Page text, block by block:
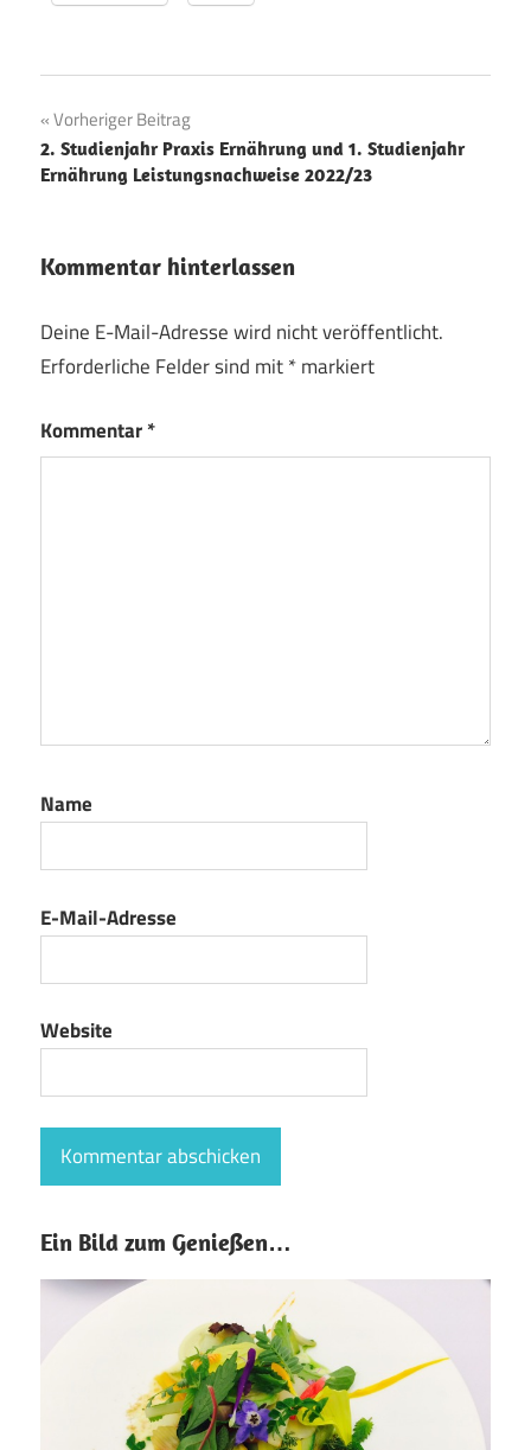
Beitragsnavigation
Vorheriger Beitrag
2. Studienjahr Praxis Ernährung und 1. Studienjahr
Ernährung Leistungsnachweise 2022/23
Kommentar hinterlassen
Deine E-Mail-Adresse wird nicht veröffentlicht.
Erforderliche Felder sind mit*markiert
Kommentar*
Name
E-Mail-Adresse
Website
Ein Bild zum Genießen…